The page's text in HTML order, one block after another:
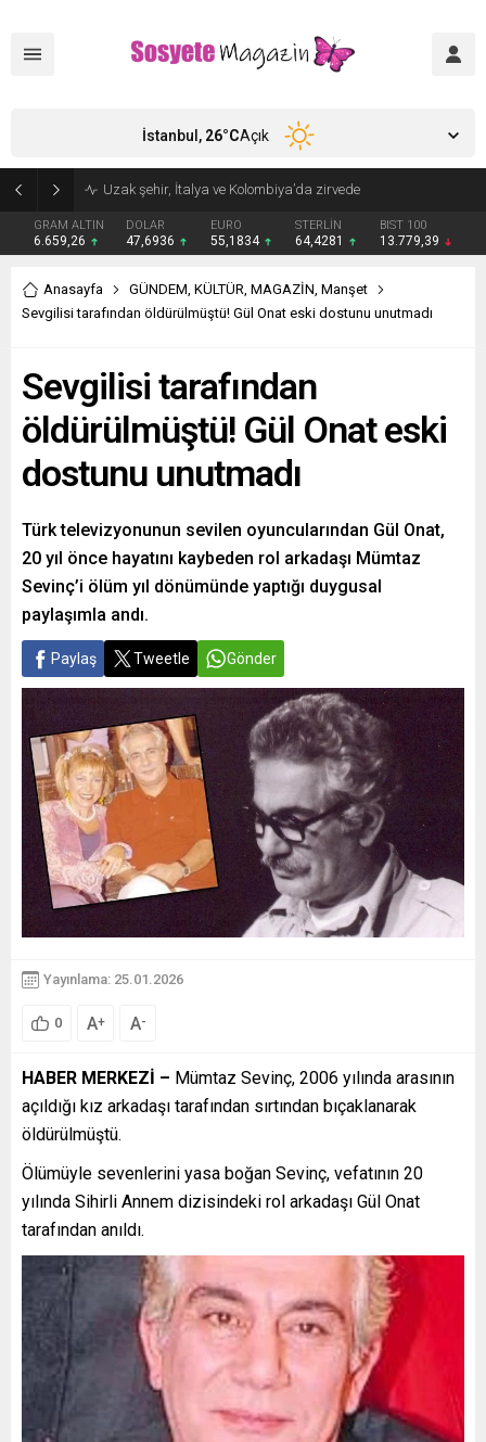
GRAM ALTIN
6.659,26
DOLAR
47,6936
EURO
55,1834
STERLİN
64,4281
BIST 100
13.779,39
İstanbul, 26°CAçık
Anasayfa GÜNDEM, KÜLTÜR, MAGAZİN, Manşet
Sevgilisi tarafından öldürülmüştü! Gül Onat eski dostunu unutmadı
Sevgilisi tarafından
öldürülmüştü! Gül Onat eski
dostunu unutmadı
Türk televizyonunun sevilen oyuncularından Gül Onat,
20 yıl önce hayatını kaybeden rol arkadaşı Mümtaz
Sevinç’i ölüm yıl dönümünde yaptığı duygusal
paylaşımla andı.
Paylaş Tweetle Gönder
Yayınlama: 25.01.2026
0 A+ A-
HABER MERKEZİ – Mümtaz Sevinç, 2006 yılında arasının
açıldığı kız arkadaşı tarafından sırtından bıçaklanarak
öldürülmüştü.
Ölümüyle sevenlerini yasa boğan Sevinç, vefatının 20
yılında Sihirli Annem dizisindeki rol arkadaşı Gül Onat
tarafından anıldı.